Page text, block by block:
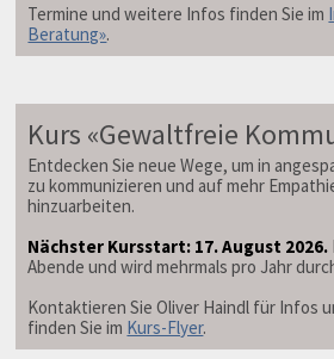
Termine und weitere Infos finden Sie im
Beratung».
Kurs «Gewaltfreie
Entdecken Sie neue Wege, um in
zu kommunizieren und auf mehr
hinzuarbeiten.
Nächster Kursstart: 17. August 2026.
Abende und wird mehrmals pro Jahr
Kontaktieren Sie Oliver Haindl für Infos
finden Sie im Kurs-Flyer.